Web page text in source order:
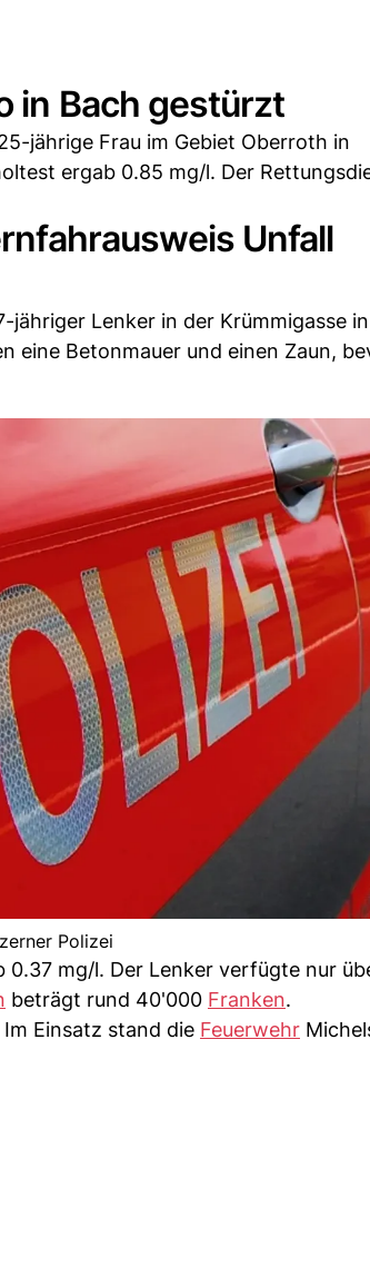
in Bach gestürzt
jährige Frau im Gebiet Oberroth in
ergab 0.85 mg/l. Der
Unfall
Lenker in der Krümmigasse in
eine Betonmauer und einen Zaun,
Polizei
mg/l. Der Lenker verfügte nur
beträgt rund 40'000 Franken.
Einsatz stand die Feuerwehr